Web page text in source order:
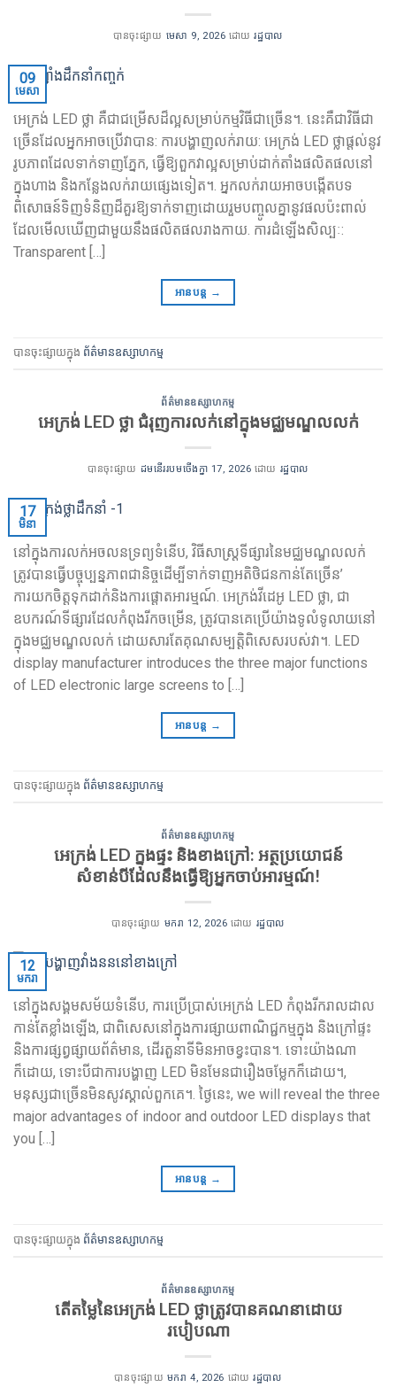
បានចុះផ្សាយ មេសា 9, 2026 ដោយរដ្ឋបាល
09
មេសា
អេក្រង់ LED ថ្លា គឺជាជម្រើសដ៏ល្អសម្រាប់កម្មវិធីជាច្រើន។. នេះគឺជាវិធីជា
ច្រើនដែលអ្នកអាចប្រើវាបាន: ការបង្ហាញលក់រាយ: អេក្រង់ LED ថ្លាផ្តល់នូវ
រូបភាពដែលទាក់ទាញភ្នែក, ធ្វើឱ្យពួកវាល្អសម្រាប់ដាក់តាំងផលិតផលនៅ
ក្នុងហាង និងកន្លែងលក់រាយផ្សេងទៀត។. អ្នកលក់រាយអាចបង្កើតបទ
ពិសោធន៍ទិញទំនិញដ៏គួរឱ្យទាក់ទាញដោយរួមបញ្ចូលគ្នានូវផលប៉ះពាល់
ដែលមើលឃើញជាមួយនឹងផលិតផលរាងកាយ. ការដំឡើងសិល្បៈ:
Transparent […]
អានបន្ត →
បានចុះផ្សាយក្នុង ព័ត៌មានឧស្សាហកម្ម
ព័ត៌មានឧស្សាហកម្ម
អេក្រង់ LED ថ្លា ជំរុញការលក់នៅក្នុងមជ្ឈមណ្ឌលលក់
បានចុះផ្សាយ ដមនើររបមចើងក្នា 17, 2026 ដោយ រដ្ឋបាល
17
មិនា
នៅក្នុងការលក់អចលនទ្រព្យទំនើប, វិធីសាស្រ្តទីផ្សារនៃមជ្ឈមណ្ឌលលក់
ត្រូវបានធ្វើបច្ចុប្បន្នភាពជានិច្ចដើម្បីទាក់ទាញអតិថិជនកាន់តែច្រើន’
ការយកចិត្តទុកដាក់និងការផ្តោតអារម្មណ៍. អេក្រង់វីដេអូ LED ថ្លា, ជា
ឧបករណ៍ទីផ្សារដែលកំពុងរីកចម្រើន, ត្រូវបានគេប្រើយ៉ាងទូលំទូលាយនៅ
ក្នុងមជ្ឈមណ្ឌលលក់ ដោយសារតែគុណសម្បត្តិពិសេសរបស់វា។. LED
display manufacturer introduces the three major functions
of LED electronic large screens to […]
អានបន្ត →
បានចុះផ្សាយក្នុង ព័ត៌មានឧស្សាហកម្ម
ព័ត៌មានឧស្សាហកម្ម
អេក្រង់ LED ក្នុងផ្ទះ និងខាងក្រៅ: អត្ថប្រយោជន៍
សំខាន់បីដែលនឹងធ្វើឱ្យអ្នកចាប់អារម្មណ៍!
បានចុះផ្សាយ មករា 12, 2026 ដោយ រដ្ឋបាល
12
មករា
នៅក្នុងសង្គមសម័យទំនើប, ការប្រើប្រាស់អេក្រង់ LED កំពុងរីករាលដាល
កាន់តែខ្លាំងឡើង, ជាពិសេសនៅក្នុងការផ្សាយពាណិជ្ជកម្មក្នុង និងក្រៅផ្ទះ
និងការផ្សព្វផ្សាយព័ត៌មាន, ដើរតួនាទីមិនអាចខ្វះបាន។. ទោះយ៉ាងណា
ក៏ដោយ, ទោះបីជាការបង្ហាញ LED មិនមែនជារឿងចម្លែកក៏ដោយ។,
មនុស្សជាច្រើនមិនសូវស្គាល់ពួកគេ។. ថ្ងៃនេះ, we will reveal the three
major advantages of indoor and outdoor LED displays that
you […]
អានបន្ត →
បានចុះផ្សាយក្នុង ព័ត៌មានឧស្សាហកម្ម
ព័ត៌មានឧស្សាហកម្ម
តើតម្លៃនៃអេក្រង់ LED ថ្លាត្រូវបានគណនាដោយ
របៀបណា
បានចុះផ្សាយ មករា 4, 2026 ដោយរដ្ឋបាល